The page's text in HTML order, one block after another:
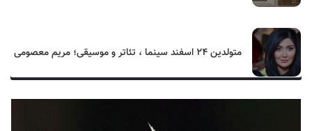
متولدین ۲۴ اسفند سینما ، تئاتر و موسیقی؛ مریم معصومی